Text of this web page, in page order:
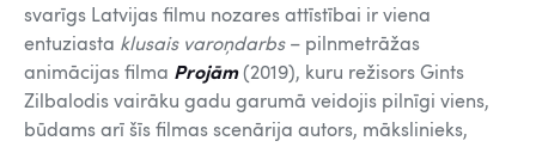
svarīgs Latvijas filmu nozares attīstībai ir viena
entuziasta klusais varoņdarbs– pilnmetrāžas
animācijas filma Projām(2019), kuru režisors Gints
Zilbalodis vairāku gadu garumā veidojis pilnīgi viens,
būdams arī šīs filmas scenārija autors, mākslinieks,